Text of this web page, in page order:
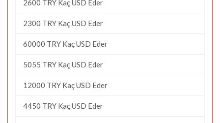
2600 TRY Kaç USD Eder
2300 TRY Kaç USD Eder
60000 TRY Kaç USD Eder
5055 TRY Kaç USD Eder
12000 TRY Kaç USD Eder
4450 TRY Kaç USD Eder